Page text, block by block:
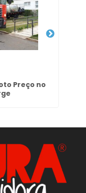
Preço no